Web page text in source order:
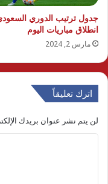
جدول ترتيب الدوري
انطلاق مباريات اليوم
مارس 2, 2024
اترك تعليقاً
لن يتم نشر عنوان بريدك